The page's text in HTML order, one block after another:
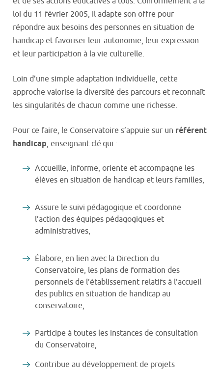
loi du 11 février 2005, il adapte son offre pour
répondre aux besoins des personnes en situation de
handicap et favoriser leur autonomie, leur expression
et leur participation à la vie culturelle.
Loin d’une simple adaptation individuelle, cette
approche valorise la diversité des parcours et reconnaît
les singularités de chacun comme une richesse.
Pour ce faire, le Conservatoire s’appuie sur un référent
handicap, enseignant clé qui :
Accueille, informe, oriente et accompagne les
élèves en situation de handicap et leurs familles,
Assure le suivi pédagogique et coordonne
l’action des équipes pédagogiques et
administratives,
Élabore, en lien avec la Direction du
Conservatoire, les plans de formation des
personnels de l’établissement relatifs à l’accueil
des publics en situation de handicap au
conservatoire,
Participe à toutes les instances de consultation
du Conservatoire,
Contribue au développement de projets